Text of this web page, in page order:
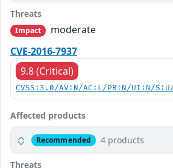
Threats
Impact
moderate
CVE-2016-7937
9.8 (Critical)
CVSS:3.0/AV:N/AC:L/PR:N/UI:N/
Affected products
Recommended 4 products
Threats